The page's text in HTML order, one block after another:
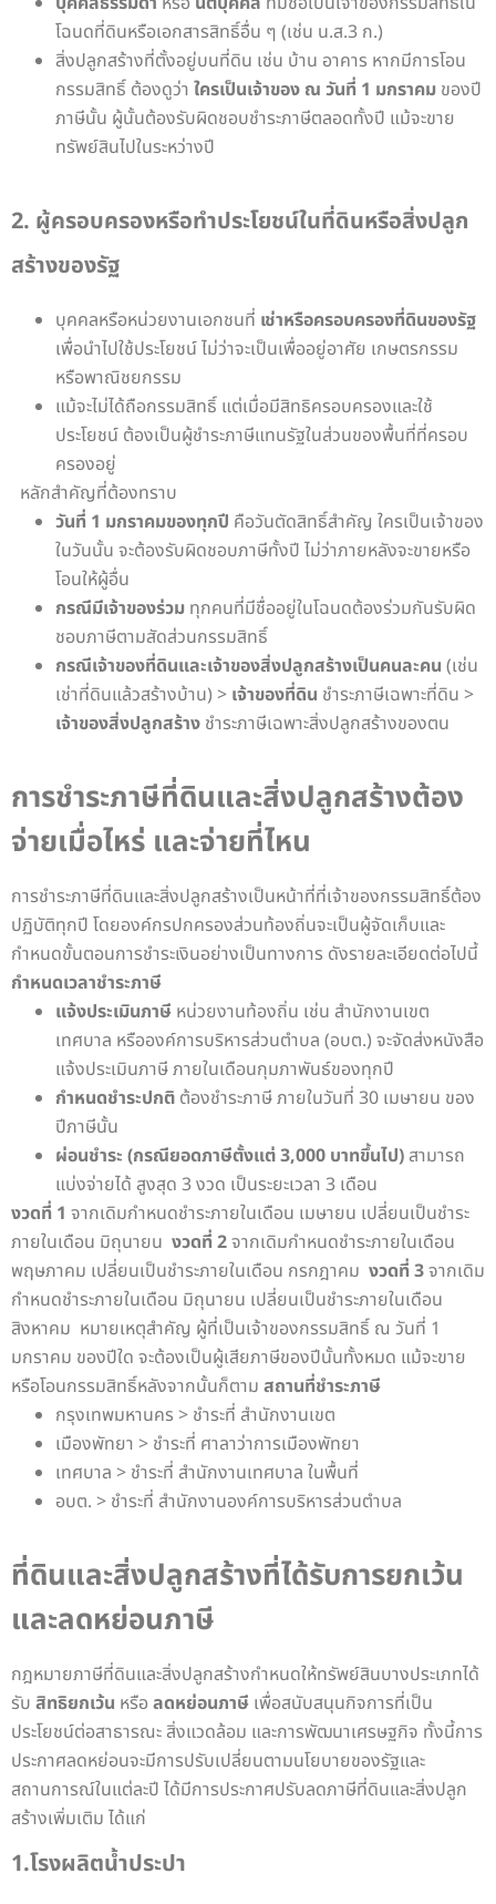
โฉนดที่ดินหรือเอกสารสิทธิ์อื่น ๆ (เช่น น.ส.3 ก.)
สิ่งปลูกสร้างที่ตั้งอยู่บนที่ดิน เช่น บ้าน อาคาร หากมีการโอน
กรรมสิทธิ์ ต้องดูว่า ใครเป็นเจ้าของ ณ วันที่ 1 มกราคม ของปี
ภาษีนั้น ผู้นั้นต้องรับผิดชอบชำระภาษีตลอดทั้งปี แม้จะขาย
ทรัพย์สินไปในระหว่างปี
2. ผู้ครอบครองหรือทำประโยชน์ในที่ดินหรือสิ่งปลูก
สร้างของรัฐ
บุคคลหรือหน่วยงานเอกชนที่ เช่าหรือครอบครองที่ดินของรัฐ
เพื่อนำไปใช้ประโยชน์ ไม่ว่าจะเป็นเพื่ออยู่อาศัย เกษตรกรรม
หรือพาณิชยกรรม
แม้จะไม่ได้ถือกรรมสิทธิ์ แต่เมื่อมีสิทธิครอบครองและใช้
ประโยชน์ ต้องเป็นผู้ชำระภาษีแทนรัฐในส่วนของพื้นที่ที่ครอบ
ครองอยู่
หลักสำคัญที่ต้องทราบ
วันที่ 1 มกราคมของทุกปี คือวันตัดสิทธิ์สำคัญ ใครเป็นเจ้าของ
ในวันนั้น จะต้องรับผิดชอบภาษีทั้งปี ไม่ว่าภายหลังจะขายหรือ
โอนให้ผู้อื่น
กรณีมีเจ้าของร่วม ทุกคนที่มีชื่ออยู่ในโฉนดต้องร่วมกันรับผิด
ชอบภาษีตามสัดส่วนกรรมสิทธิ์
กรณีเจ้าของที่ดินและเจ้าของสิ่งปลูกสร้างเป็นคนละคน (เช่น
เช่าที่ดินแล้วสร้างบ้าน) > เจ้าของที่ดิน ชำระภาษีเฉพาะที่ดิน >
เจ้าของสิ่งปลูกสร้าง ชำระภาษีเฉพาะสิ่งปลูกสร้างของตน
การชำระภาษีที่ดินและสิ่งปลูกสร้างต้อง
จ่ายเมื่อไหร่ และจ่ายที่ไหน
การชำระภาษีที่ดินและสิ่งปลูกสร้างเป็นหน้าที่ที่เจ้าของกรรมสิทธิ์ต้อง
ปฏิบัติทุกปี โดยองค์กรปกครองส่วนท้องถิ่นจะเป็นผู้จัดเก็บและ
กำหนดขั้นตอนการชำระเงินอย่างเป็นทางการ ดังรายละเอียดต่อไปนี้
กำหนดเวลาชำระภาษี
แจ้งประเมินภาษี หน่วยงานท้องถิ่น เช่น สำนักงานเขต
เทศบาล หรือองค์การบริหารส่วนตำบล (อบต.) จะจัดส่งหนังสือ
แจ้งประเมินภาษี ภายในเดือนกุมภาพันธ์ของทุกปี
กำหนดชำระปกติ ต้องชำระภาษี ภายในวันที่ 30 เมษายน ของ
ปีภาษีนั้น
ผ่อนชำระ (กรณียอดภาษีตั้งแต่ 3,000 บาทขึ้นไป) สามารถ
แบ่งจ่ายได้ สูงสุด 3 งวด เป็นระยะเวลา 3 เดือน
งวดที่ 1 จากเดิมกำหนดชำระภายในเดือน เมษายน เปลี่ยนเป็นชำระ
ภายในเดือน มิถุนายน งวดที่ 2จากเดิมกำหนดชำระภายในเดือน
พฤษภาคม เปลี่ยนเป็นชำระภายในเดือน กรกฎาคม งวดที่ 3จากเดิม
กำหนดชำระภายในเดือน มิถุนายน เปลี่ยนเป็นชำระภายในเดือน
สิงหาคม หมายเหตุสำคัญ ผู้ที่เป็นเจ้าของกรรมสิทธิ์ ณ วันที่ 1
มกราคม ของปีใด จะต้องเป็นผู้เสียภาษีของปีนั้นทั้งหมด แม้จะขาย
หรือโอนกรรมสิทธิ์หลังจากนั้นก็ตาม สถานที่ชำระภาษี
กรุงเทพมหานคร > ชำระที่ สำนักงานเขต
เมืองพัทยา > ชำระที่ ศาลาว่าการเมืองพัทยา
เทศบาล > ชำระที่ สำนักงานเทศบาล ในพื้นที่
อบต. > ชำระที่ สำนักงานองค์การบริหารส่วนตำบล
ที่ดินและสิ่งปลูกสร้างที่ได้รับการยกเว้น
และลดหย่อนภาษี
กฎหมายภาษีที่ดินและสิ่งปลูกสร้างกำหนดให้ทรัพย์สินบางประเภทได้
รับ สิทธิยกเว้น หรือ ลดหย่อนภาษี เพื่อสนับสนุนกิจการที่เป็น
ประโยชน์ต่อสาธารณะ สิ่งแวดล้อม และการพัฒนาเศรษฐกิจ ทั้งนี้การ
ประกาศลดหย่อนจะมีการปรับเปลี่ยนตามนโยบายของรัฐและ
สถานการณ์ในแต่ละปี ได้มีการประกาศปรับลดภาษีที่ดินและสิ่งปลูก
สร้างเพิ่มเติม ได้แก่
1.โรงผลิตน้ำประปา